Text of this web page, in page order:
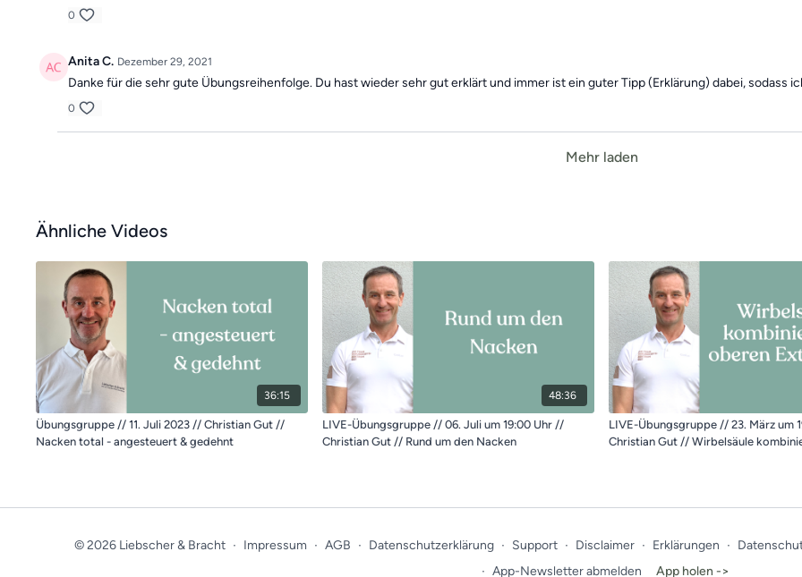
0
Anita C. Dezember 29, 2021
Danke für die sehr gute Übungsreihenfolge. Du hast wieder sehr gut erklärt und immer ist ein guter Tipp (Erklärung) dabei, sodass
0
Mehr laden
Ähnliche Videos
36:15
Übungsgruppe // 11. Juli 2023 // Christian Gut //
Nacken total - angesteuert & gedehnt
48:36
LIVE-Übungsgruppe // 06. Juli um 19:00 Uhr //
Christian Gut // Rund um den Nacken
LIVE-Übungsgruppe // 23. März um
Christian Gut // Wirbelsäule
© 2026 Liebscher & Bracht ∙ Impressum ∙ AGB ∙ Datenschutzerklärung ∙ Support ∙ Disclaimer ∙ Erklärungen ∙
∙ App-Newsletter abmelden App holen ->